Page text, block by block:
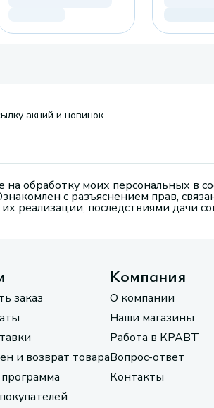
акций и новинок
на обработку моих персональных в
с разъяснением прав,
реализации, последствиями дачи
заказ
и возврат товара
Компания
О компании
Наши магазины
Работа в КРАВТ
Вопрос-ответ
Контакты